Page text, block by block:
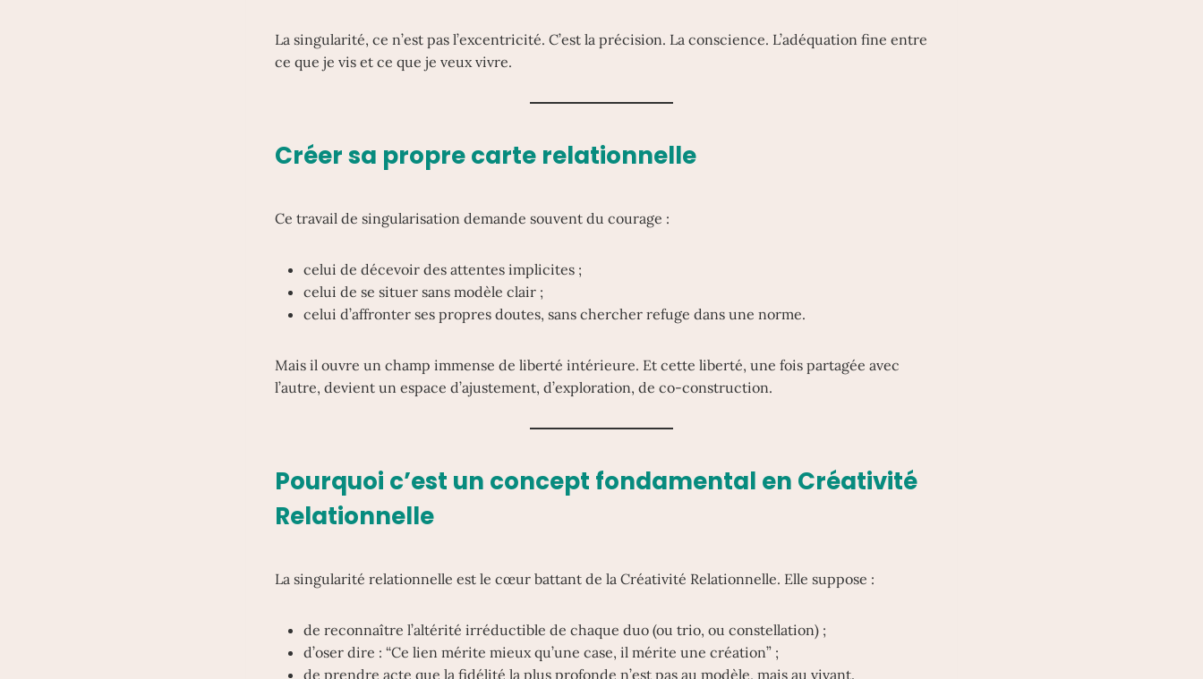
La singularité, ce n’est pas l’excentricité. C’est la précision. La conscience. L’adéquation fine entre
ce que je vis et ce que je veux vivre.
Créer sa propre carte relationnelle
Ce travail de singularisation demande souvent du courage :
celui de décevoir des attentes implicites ;
celui de se situer sans modèle clair ;
celui d’affronter ses propres doutes, sans chercher refuge dans une norme.
Mais il ouvre un champ immense de liberté intérieure. Et cette liberté, une fois partagée avec
l’autre, devient un espace d’ajustement, d’exploration, de co-construction.
Pourquoi c’est un concept fondamental en Créativité
Relationnelle
La singularité relationnelle est le cœur battant de la Créativité Relationnelle. Elle suppose :
de reconnaître l’altérité irréductible de chaque duo (ou trio, ou constellation) ;
d’oser dire : “Ce lien mérite mieux qu’une case, il mérite une création” ;
de prendre acte que la fidélité la plus profonde n’est pas au modèle, mais au vivant.